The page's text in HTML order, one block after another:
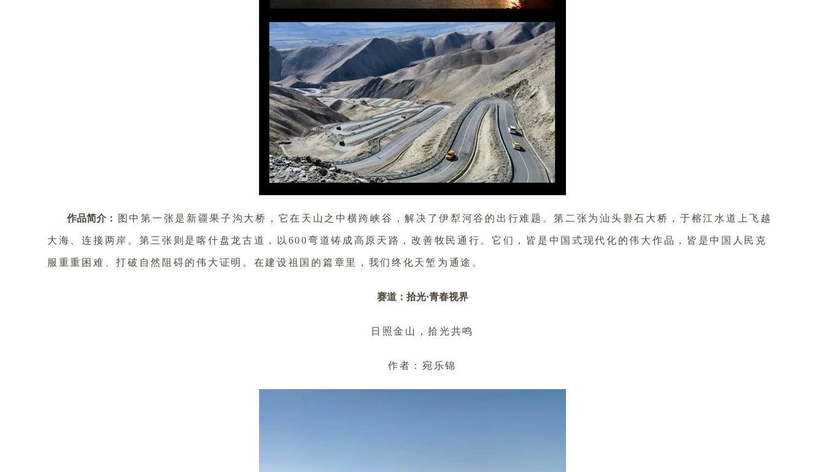
作品简介 ： 图中第一张是新疆果子沟大桥，它在天山之中横跨峡谷，解决了伊犁河谷的出行难题。第二张为汕头礜石大桥，于榕江水道上飞越
大海、连接两岸。第三张则是喀什盘龙古道，以600弯道铸成高原天路，改善牧民通行。它们，皆是中国式现代化的伟大作品，皆是中国人民克
服重重困难、打破自然阻碍的伟大证明。在建设祖国的篇章里，我们终化天堑为通途。
赛道：拾光·青春视界
日照金山，拾光共鸣
作者：宛乐锦